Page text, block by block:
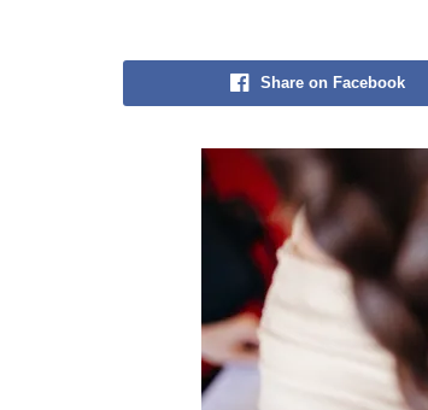
Share on Facebook